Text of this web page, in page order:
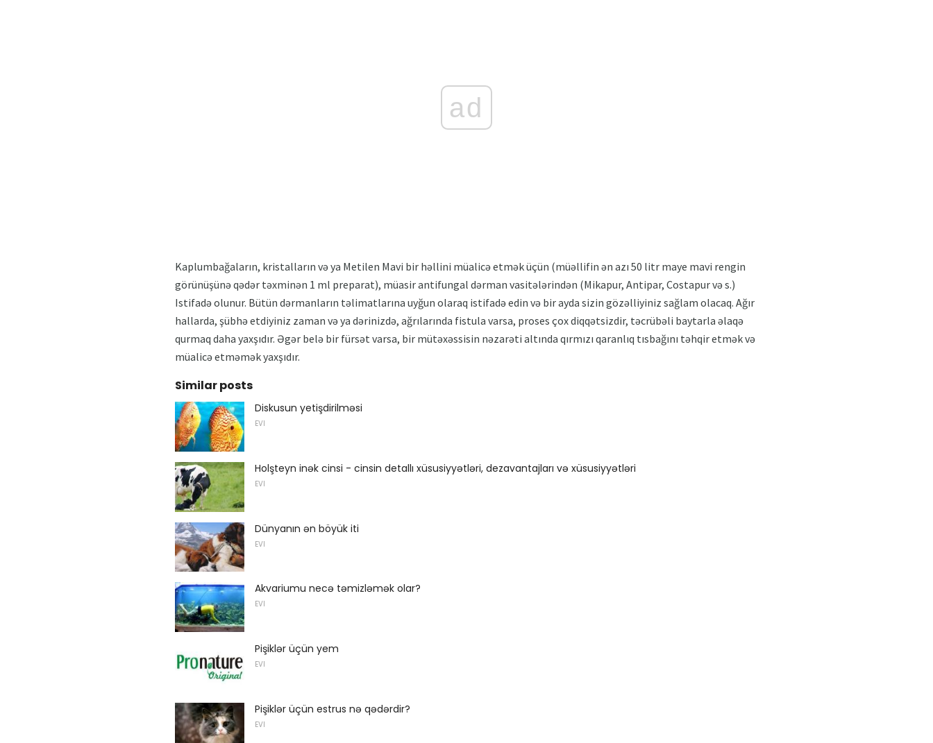
ad
Kaplumbağaların, kristalların və ya Metilen Mavi bir həllini müalicə etmək üçün (müəllifin ən azı 50 litr maye mavi rengin
görünüşünə qədər təxminən 1 ml preparat), müasir antifungal dərman vasitələrindən (Mikapur, Antipar, Costapur və s.)
Istifadə olunur. Bütün dərmanların təlimatlarına uyğun olaraq istifadə edin və bir ayda sizin gözəlliyiniz sağlam olacaq. Ağır
hallarda, şübhə etdiyiniz zaman və ya dərinizdə, ağrılarında fistula varsa, proses çox diqqətsizdir, təcrübəli baytarla əlaqə
qurmaq daha yaxşıdır. Əgər belə bir fürsət varsa, bir mütəxəssisin nəzarəti altında qırmızı qaranlıq tısbağını təhqir etmək və
müalicə etməmək yaxşıdır.
Similar posts
Diskusun yetişdirilməsi
EVI
Holşteyn inək cinsi - cinsin detallı xüsusiyyətləri, dezavantajları və xüsusiyyətləri
EVI
Dünyanın ən böyük iti
EVI
Akvariumu necə təmizləmək olar?
EVI
Pişiklər üçün yem
EVI
Pişiklər üçün estrus nə qədərdir?
EVI